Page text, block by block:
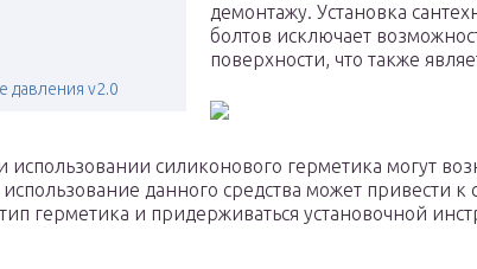
давления v2.0
демонтажу. Установка
болтов исключает
поверхности, что также
использовании силиконового герметика могут
данного средства может привести
герметика и придерживаться установочной